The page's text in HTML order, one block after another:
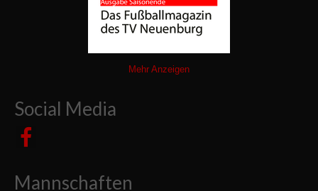
Mehr Anzeigen
Social Media
Mannschaften